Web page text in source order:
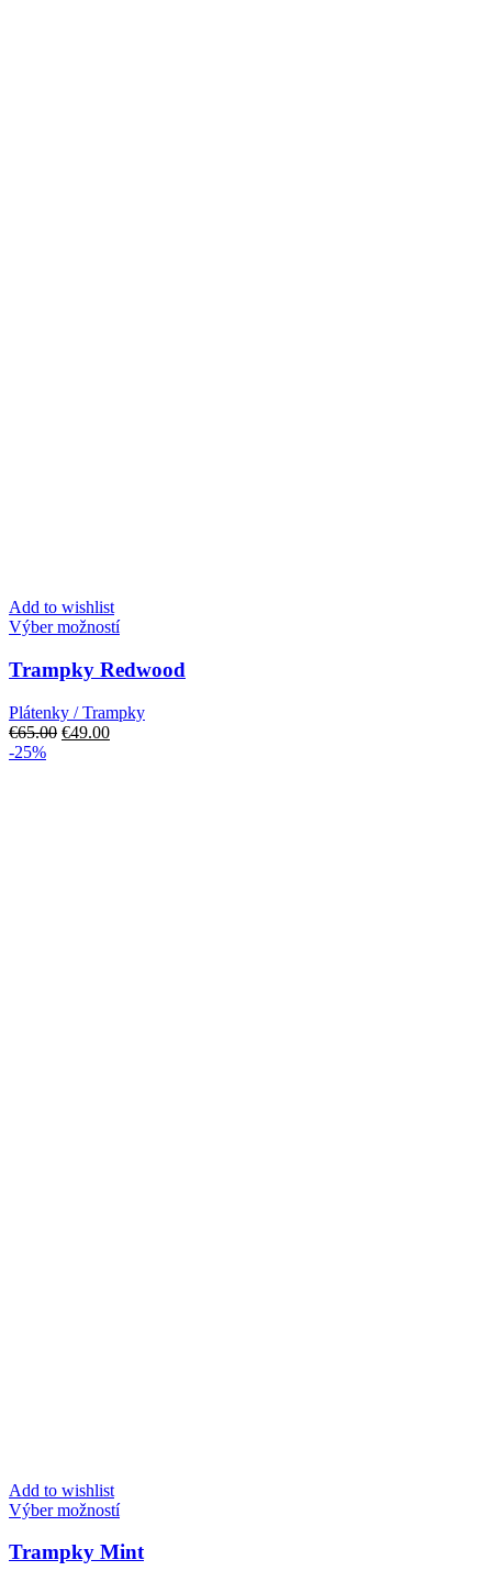
Add to wishlist
Výber možnostíTento
má
viacero
variantov.
Možnosti
Trampky Redwood
Plátenky / Trampky
€65.00 Pôvodná
€49.00Aktuálna
-25%
Add to wishlist
Výber možnostíTento
má
Trampky Mint